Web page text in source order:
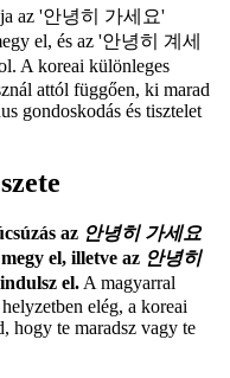
az '안녕히 가세요'
el, és az '안녕히 계세
A koreai különleges
attól függően, ki marad
gondoskodás és tisztelet
az 안녕히 가세요
el, illetve az 안녕히
el.A magyarral
elég, a koreai
hogy te maradsz vagy te